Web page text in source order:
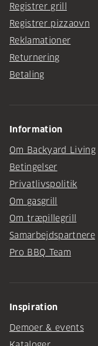
Registrer grill
Registrer pizzaovn
Reklamationer
Returnering
Betaling
Information
Om Backyard Living
Betingelser
Privatlivspolitik
Om gasgrill
Om træpillegrill
Samarbejdspartnere
Pro BBQ Team
Inspiration
Demoer & events